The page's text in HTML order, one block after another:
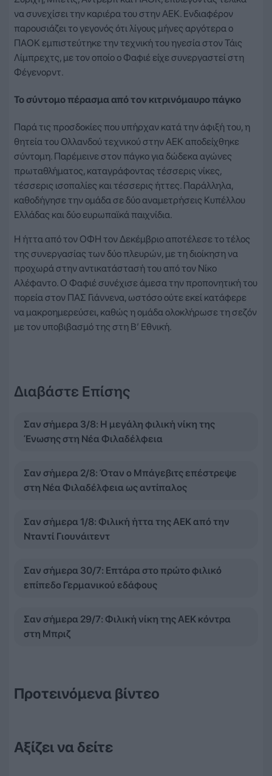
να συνεχίσει την καριέρα του στην ΑΕΚ. Ενδιαφέρον
παρουσιάζει το γεγονός ότι λίγους μήνες αργότερα ο
ΠΑΟΚ εμπιστεύτηκε την τεχνική του ηγεσία στον Τάις
Λίμπρεχτς, με τον οποίο ο Φαφιέ είχε συνεργαστεί στη
Φέγενορντ.
Το σύντομο πέρασμα από τον κιτρινόμαυρο πάγκο
Παρά τις προσδοκίες που υπήρχαν κατά την άφιξή του, η
θητεία του Ολλανδού τεχνικού στην ΑΕΚ αποδείχθηκε
σύντομη. Παρέμεινε στον πάγκο για δώδεκα αγώνες
πρωταθλήματος, καταγράφοντας τέσσερις νίκες,
τέσσερις ισοπαλίες και τέσσερις ήττες. Παράλληλα,
καθοδήγησε την ομάδα σε δύο αναμετρήσεις Κυπέλλου
Ελλάδας και δύο ευρωπαϊκά παιχνίδια.
Η ήττα από τον ΟΦΗ τον Δεκέμβριο αποτέλεσε το τέλος
της συνεργασίας των δύο πλευρών, με τη διοίκηση να
προχωρά στην αντικατάστασή του από τον Νίκο
Αλέφαντο. Ο Φαφιέ συνέχισε άμεσα την προπονητική του
πορεία στον ΠΑΣ Γιάννενα, ωστόσο ούτε εκεί κατάφερε
να μακροημερεύσει, καθώς η ομάδα ολοκλήρωσε τη σεζόν
με τον υποβιβασμό της στη Β’ Εθνική.
Διαβάστε Επίσης
Σαν σήμερα 3/8: Η μεγάλη φιλική νίκη της
Ένωσης στη Νέα Φιλαδέλφεια
Σαν σήμερα 2/8: Όταν ο Μπάγεβιτς επέστρεψε
στη Νέα Φιλαδέλφεια ως αντίπαλος
Σαν σήμερα 1/8: Φιλική ήττα της ΑΕΚ από την
Νταντί Γιουνάιτεντ
Σαν σήμερα 30/7: Επτάρα στο πρώτο φιλικό
επίπεδο Γερμανικού εδάφους
Σαν σήμερα 29/7: Φιλική νίκη της ΑΕΚ κόντρα
στη Μπριζ
Προτεινόμενα βίντεο
Αξίζει να δείτε